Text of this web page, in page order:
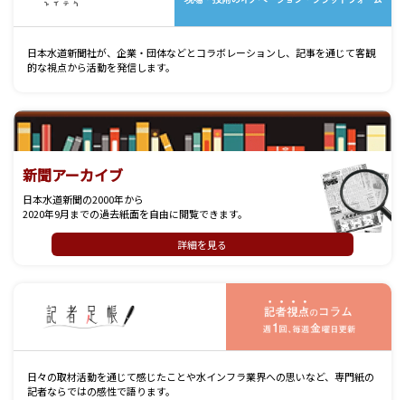
日本水道新聞社が、企業・団体などとコラボレーションし、記事を通じて客観
的な視点から活動を発信します。
新聞アーカイブ
日本水道新聞の2000年から
2020年9月までの過去紙面を自由に閲覧できます。
詳細を見る
日々の取材活動を通じて感じたことや水インフラ業界への思いなど、専門紙の
記者ならではの感性で語ります。